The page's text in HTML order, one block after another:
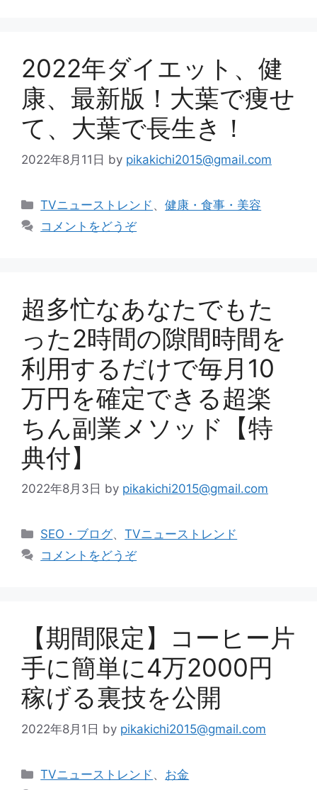
2022年ダイエット、健
康、最新版！大葉で痩せ
て、大葉で長生き！
2022年8月11日 by pikakichi2015@gmail.com
カ
TVニューストレンド 、健康・食事・美容
コメントをどうぞ
超多忙なあなたでもた
った2時間の隙間時間を
利用するだけで毎月10
万円を確定できる超楽
ちん副業メソッド【特
典付】
2022年8月3日 by pikakichi2015@gmail.com
カ
テ
SEO・ブログ、TVニューストレンド
コメントをどうぞ
【期間限定】コーヒー片
手に簡単に4万2000円
稼げる裏技を公開
2022年8月1日 by pikakichi2015@gmail.com
カ
TVニューストレンド 、 お金